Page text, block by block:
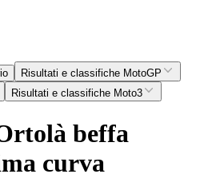
Risultati e classifiche MotoGP
Risultati e classifiche Moto3
beffa
curva